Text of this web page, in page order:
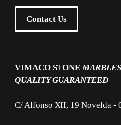
Contact Us
VIMACO STONE
QUALITY GUARANTEED
C/ Alfonso XII, 19 Novelda -